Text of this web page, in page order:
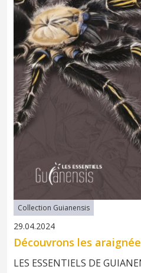
Collection Guianensis
29.04.2024
Découvrons les
LES ESSENTIELS DE